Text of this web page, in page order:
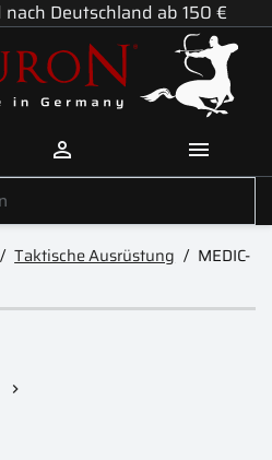
Deutschland ab 150 €
 
Taktische Ausrüstung
MEDIC-
